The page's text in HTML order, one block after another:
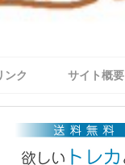
ンク サイト概要